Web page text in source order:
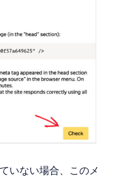
いない場合、このメ